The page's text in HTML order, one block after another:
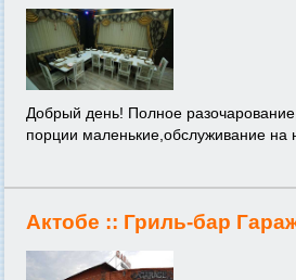
Добрый день! Полное
порции маленькие,обслуживание на
Актобе :: Гриль-бар